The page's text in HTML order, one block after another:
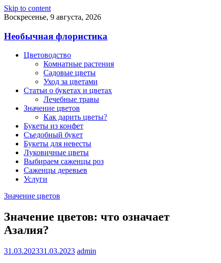
Skip to content
Воскресенье, 9 августа, 2026
Необычная флористика
Цветоводство
Комнатные растения
Садовые цветы
Уход за цветами
Статьи о букетах и цветах
Лечебные травы
Значение цветов
Как дарить цветы?
Букеты из конфет
Съедобный букет
Букеты для невесты
Луковичные цветы
Выбираем саженцы роз
Саженцы деревьев
Услуги
Значение цветов
Значение цветов: что означает
Азалия?
31.03.202331.03.2023 admin